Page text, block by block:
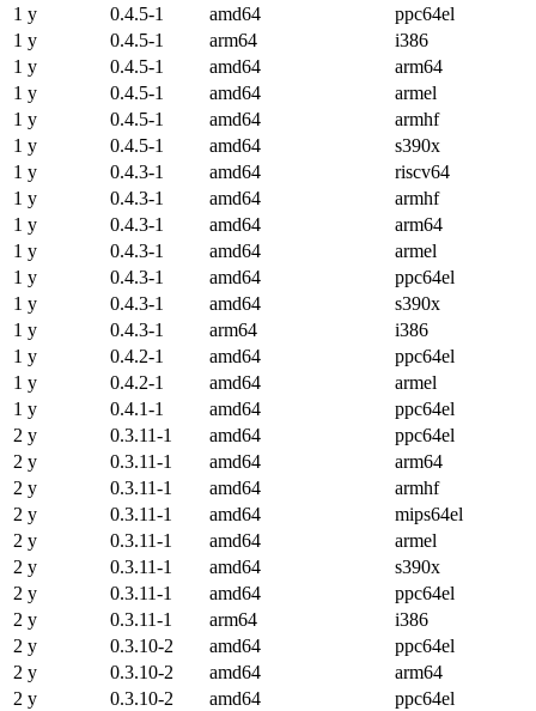
1 y
0.4.5-1 amd64
ppc64el
1 y
0.4.5-1 arm64
i386
1 y
0.4.5-1 amd64
arm64
1 y
0.4.5-1 amd64
armel
1 y
0.4.5-1 amd64
armhf
1 y
0.4.5-1 amd64
s390x
1 y
0.4.3-1 amd64
riscv64
1 y
0.4.3-1 amd64
armhf
1 y
0.4.3-1 amd64
arm64
1 y
0.4.3-1 amd64
armel
1 y
0.4.3-1 amd64
ppc64el
1 y
0.4.3-1 amd64
s390x
1 y
0.4.3-1 arm64
i386
1 y
0.4.2-1 amd64
ppc64el
1 y
0.4.2-1 amd64
armel
1 y
0.4.1-1 amd64
ppc64el
2 y
0.3.11-1 amd64
ppc64el
2 y
0.3.11-1 amd64
arm64
2 y
0.3.11-1 amd64
armhf
2 y
0.3.11-1 amd64
mips64el
2 y
0.3.11-1 amd64
armel
2 y
0.3.11-1 amd64
s390x
2 y
0.3.11-1 amd64
ppc64el
2 y
0.3.11-1 arm64
i386
2 y
0.3.10-2 amd64
ppc64el
2 y
0.3.10-2 amd64
arm64
2 y
0.3.10-2 amd64
ppc64el